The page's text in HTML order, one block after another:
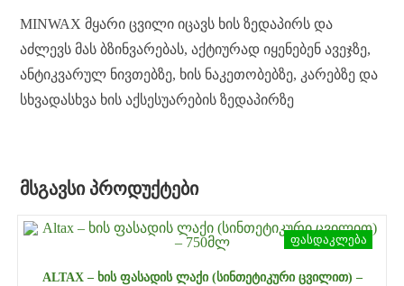
MINWAX მყარი ცვილი იცავს ხის ზედაპირს და
აძლევს მას ბზინვარებას, აქტიურად იყენებენ ავეჯზე,
ანტიკვარულ ნივთებზე, ხის ნაკეთობებზე, კარებზე და
სხვადასხვა ხის აქსესუარების ზედაპირზე
ᲛᲡᲒᲐᲕᲡᲘ ᲞᲠᲝᲓᲣᲥᲢᲔᲑᲘ
ფასდაკლება
ALTAX – ᲮᲘᲡ ᲤᲐᲡᲐᲓᲘᲡ ᲚᲐᲥᲘ (ᲡᲘᲜᲗᲔᲢᲘᲙᲣᲠᲘ ᲪᲕᲘᲚᲘᲗ) –